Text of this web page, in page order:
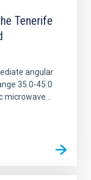
Tenerife
angular
35.0-45.0